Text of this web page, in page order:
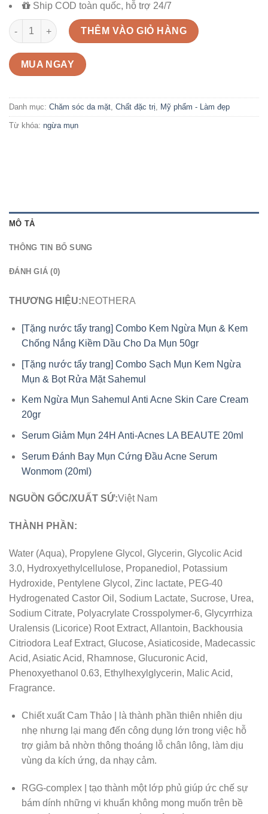
Ship COD toàn quốc, hỗ trợ 24/7
Gel giảm mụn thâm, sẹo mụn & cải thiện da dầu mụn
THÊM VÀO GIỎ HÀNG
MUA NGAY
Danh mục: Chăm sóc da mặt, Chất đặc trị, Mỹ phẩm - Làm đẹp
Từ khóa: ngừa mụn
MÔ TẢ
THÔNG TIN BỔ SUNG
ĐÁNH GIÁ (0)
THƯƠNG HIỆU:NEOTHERA
[Tặng nước tẩy trang] Combo Kem Ngừa Mụn & Kem
Chống Nắng Kiềm Dầu Cho Da Mụn 50gr
[Tặng nước tẩy trang] Combo Sạch Mụn Kem Ngừa
Mụn & Bọt Rửa Mặt Sahemul
Kem Ngừa Mụn Sahemul Anti Acne Skin Care Cream
20gr
Serum Giảm Mụn 24H Anti-Acnes LA BEAUTE 20ml
Serum Đánh Bay Mụn Cứng Đầu Acne Serum
Wonmom (20ml)
NGUỒN GỐC/XUẤT SỨ:Việt Nam
THÀNH PHẦN:
Water (Aqua), Propylene Glycol, Glycerin, Glycolic Acid
3.0, Hydroxyethylcellulose, Propanediol, Potassium
Hydroxide, Pentylene Glycol, Zinc lactate, PEG-40
Hydrogenated Castor Oil, Sodium Lactate, Sucrose, Urea,
Sodium Citrate, Polyacrylate Crosspolymer-6, Glycyrrhiza
Uralensis (Licorice) Root Extract, Allantoin, Backhousia
Citriodora Leaf Extract, Glucose, Asiaticoside, Madecassic
Acid, Asiatic Acid, Rhamnose, Glucuronic Acid,
Phenoxyethanol 0.63, Ethylhexylglycerin, Malic Acid,
Fragrance.
Chiết xuất Cam Thảo | là thành phần thiên nhiên dịu
nhẹ nhưng lại mang đến công dụng lớn trong việc hỗ
trợ giảm bả nhờn thông thoáng lỗ chân lông, làm dịu
vùng da kích ứng, da nhạy cảm.
RGG-complex | tạo thành một lớp phủ giúp ức chế sự
bám dính những vi khuẩn không mong muốn trên bề